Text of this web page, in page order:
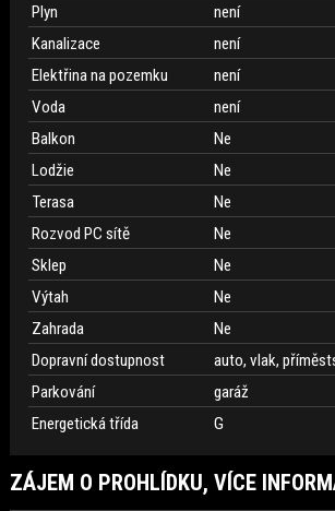
Plyn
není
Kanalizace
není
Elektřina na pozemku
není
Voda
není
Balkon
Ne
Lodžie
Ne
Terasa
Ne
Rozvod PC sítě
Ne
Sklep
Ne
Výtah
Ne
Zahrada
Ne
Dopravní dostupnost
auto, vlak,
Parkování
garáž
Energetická třída
G
ZÁJEM O PROHLÍDKU, VÍCE